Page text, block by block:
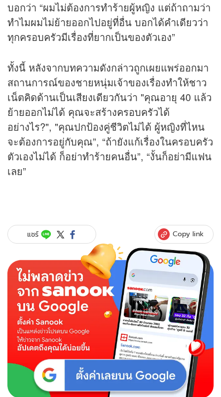
บอกว่า “ผมไม่ต้องการทำร้ายผู้หญิง แต่ถ้าถามว่า
ทำไมผมไม่ย้ายออกไปอยู่ที่อื่น บอกได้คำเดียวว่า
ทุกครอบครัวมีเรื่องที่ยากเป็นของตัวเอง”
ทั้งนี้ หลังจากบทความดังกล่าวถูกเผยแพร่ออกมา
สถานการณ์ของชายหนุ่มเจ้าของเรื่องทำให้ชาว
เน็ตคิดด้านเป็นเสียงเดียวกันว่า "คุณอายุ 40 แล้ว
ย้ายออกไม่ได้ คุณจะสร้างครอบครัวได้
อย่างไร?", "คุณปกป้องคู่ชีวิตไม่ได้ ผู้หญิงที่ไหน
จะต้องการอยู่กับคุณ”, “ถ้ายังแก้เรื่องในครอบครัว
ตัวเองไม่ได้ ก็อย่าทำร้ายคนอื่น”, “งั้นก็อย่ามีแฟน
เลย”
แชร์ Copy link